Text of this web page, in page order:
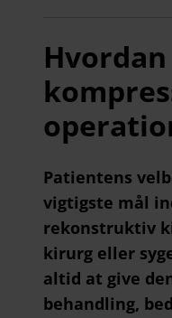
Patientens
vigtigste mål
rekonstruktiv
kirurg eller
altid at give
behandling,